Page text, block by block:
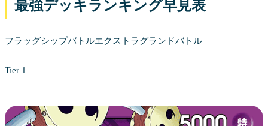
最強デッキランキング早見表
フラッグシップバトルエクストラグランドバトル
Tier 1